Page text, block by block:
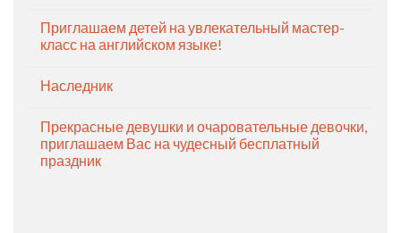
Приглашаем детей на увлекательный мастер-
класс на английском языке!
Наследник
Прекрасные девушки и очаровательные девочки,
приглашаем Вас на чудесный бесплатный
праздник